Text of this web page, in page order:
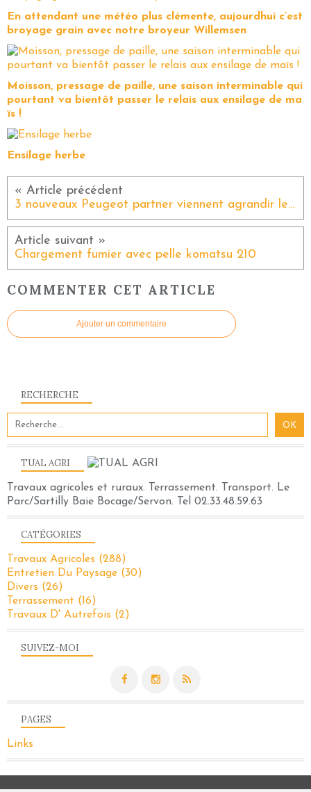
En attendant une météo plus clémente, aujourdhui c’est
broyage grain avec notre broyeur Willemsen
Moisson, pressage de paille, une saison interminable qui
pourtant va bientôt passer le relais aux ensilage de ma
ïs !
Ensilage herbe
3 nouveaux Peugeot partner viennent agrandir le parc véhicules
Chargement fumier avec pelle komatsu 210
COMMENTER CET ARTICLE
Ajouter un commentaire
SUIVEZ-MOI
RECHERCHE
TUAL AGRI
Travaux agricoles et ruraux. Terrassement. Transport. Le
Parc/Sartilly Baie Bocage/Servon. Tel 02.33.48.59.63
PAGES
Links
CATÉGORIES
Travaux Agricoles (288)
Entretien Du Paysage (30)
Divers (26)
Terrassement (16)
Travaux D' Autrefois (2)